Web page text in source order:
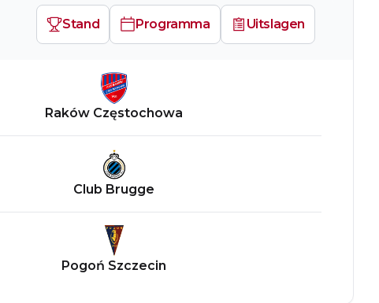
Stand Programma Uitslagen
Raków Częstochowa
Club Brugge
Pogoń Szczecin